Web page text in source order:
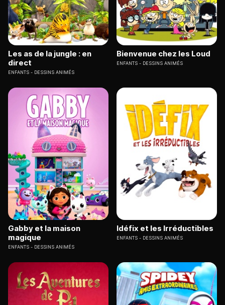
Les as de la jungle : en
direct
ENFANTS DESSINS ANIMÉS
Bienvenue chez les Loud
ENFANTS DESSINS ANIMÉS
Gabby et la maison
magique
ENFANTS DESSINS ANIMÉS
Idéfix et les Irréductibles
ENFANTS DESSINS ANIMÉS